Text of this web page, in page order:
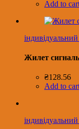
Add to
індивідуальний
Жилет
₴128.56
Add to
індивідуальний